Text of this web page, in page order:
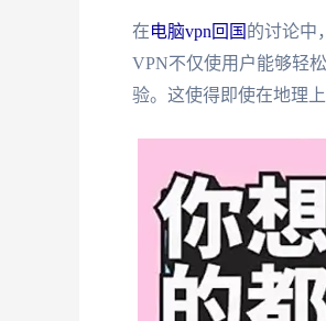
在电脑vpn回国 的讨论中
VPN不仅使用户能够轻
验。这使得即使在地理